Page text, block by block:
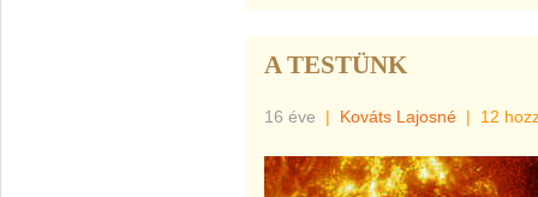
A TESTÜNK
16 éve | Kováts Lajosné | 12